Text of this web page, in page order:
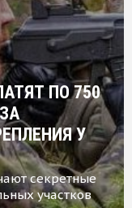
ПО 750
У
секретные
участков